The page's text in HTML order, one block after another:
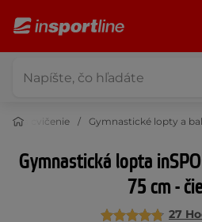
na cvičenie Gymnastické lopty a
Gymnastická lopta
75 cm -
27